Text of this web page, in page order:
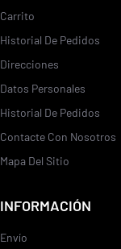
Carrito
Historial De Pedidos
Direcciones
Datos Personales
Historial De Pedidos
Contacte Con Nosotros
Mapa Del Sitio
INFORMACIÓN
Envío